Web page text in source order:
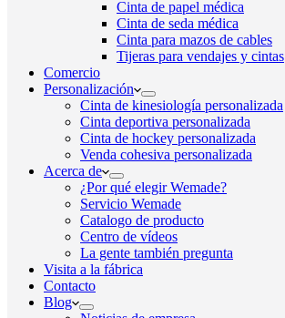
Cinta de papel médica
Cinta de seda médica
Cinta para mazos de cables
Tijeras para vendajes y cintas
Comercio
Personalización
Cinta de kinesiología personalizada
Cinta deportiva personalizada
Cinta de hockey personalizada
Venda cohesiva personalizada
Acerca de
¿Por qué elegir Wemade?
Servicio Wemade
Catalogo de producto
Centro de vídeos
La gente también pregunta
Visita a la fábrica
Contacto
Blog